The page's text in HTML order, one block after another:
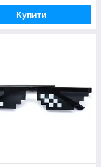
Купити